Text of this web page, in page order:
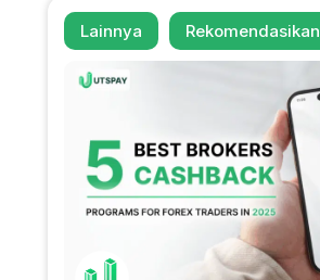
Lainnya Rekomendasikan